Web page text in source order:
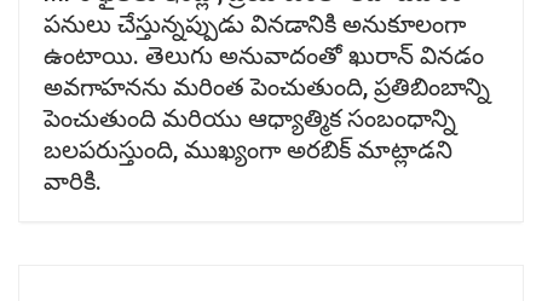
పనులు చేస్తున్నప్పుడు వినడానికి అనుకూలంగా
ఉంటాయి. తెలుగు అనువాదంతో ఖురాన్ వినడం
అవగాహనను మరింత పెంచుతుంది, ప్రతిబింబాన్ని
పెంచుతుంది మరియు ఆధ్యాత్మిక సంబంధాన్ని
బలపరుస్తుంది, ముఖ్యంగా అరబిక్ మాట్లాడని
వారికి.